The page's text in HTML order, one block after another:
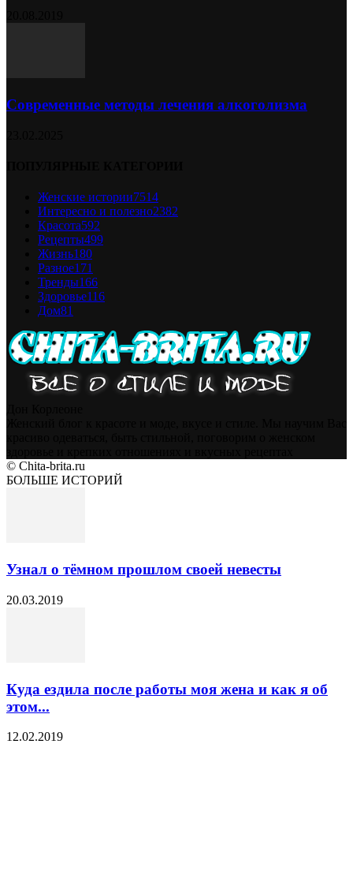
Современные методы лечения алкоголизма
Женские истории7514
Интересно и полезно2382
Красота592
Рецепты499
Жизнь180
Разное171
Тренды166
Здоровье116
Дом81
© Chita-brita.ru
БОЛЬШЕ ИСТОРИЙ
Узнал о тёмном прошлом своей невесты
20.03.2019
Куда ездила после работы моя жена и как я об
этом...
12.02.2019